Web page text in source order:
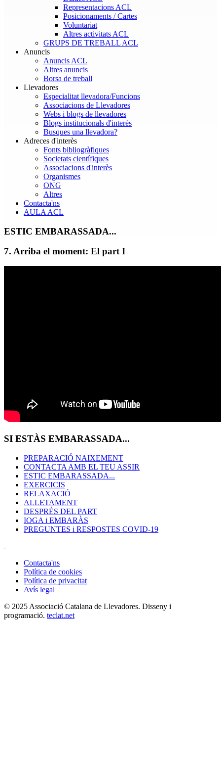
Representacions ACL
Posicionaments / Cartes
Voluntariat
Altres activitats ACL
GRUPS DE TREBALL ACL
Anuncis
Anuncis ACL
Altres anuncis
Borsa de treball
Llevadores
Especialitat llevadora/Funcions
Associacions de Llevadores
Webs i blogs de llevadores
Blogs institucionals d'interès
Busques una llevadora?
Adreces d'interès
Fonts bibliogràfiques
Societats científiques
Associacions d'interès
Organismes
ONG
Altres
Contacta'ns
AULA ACL
ESTIC EMBARASSADA...
7. Arriba el moment: El part I
SI ESTÀS EMBARASSADA...
PREPARACIÓ NAIXEMENT
CONTACTA AMB EL TEU ASSIR
ESTIC EMBARASSADA...
EXERCICIS
RELAXACIÓ
ALLETAMENT
DESPRÉS DEL PART
IOGA i EMBARÀS
PREGUNTES i RESPOSTES COVID-19
.
Contacta'ns
Política de cookies
Política de privacitat
Avís legal
© 2025 Associació Catalana de Llevadores. Disseny i
programació. teclat.net